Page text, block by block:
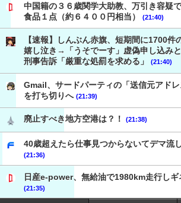
中国籍の３６歳関学大助教、万引き容疑
食品１点（約６４００円相当）
(21:40)
【速報】しんぶん赤旗、短期間に1700件
嬉し泣き→「うそでーす」虚偽申し込み
刑事告訴「厳重な処罰を求める」
(21:40)
Gmail、サードパーティの「送信元アド
を打ち切りへ (21:39)
廃止すべき地方空港は？！ (21:38)
40歳超えたら仕事見つからないてデマ流
(21:36)
日産e-power、無給油で1980km走行しギ
(21:35)